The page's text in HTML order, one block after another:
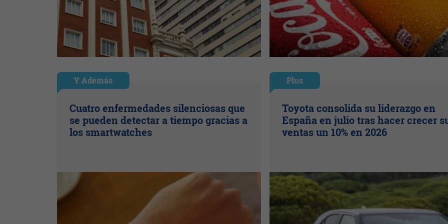
Y Además
Cuatro enfermedades silenciosas que
se pueden detectar a tiempo gracias a
los smartwatches
Plus
Toyota consolida su liderazgo en
España en julio tras hacer crecer
ventas un 10% en 2026